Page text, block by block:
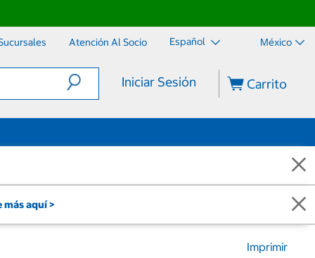
Atención Al Socio Español México
Iniciar Sesión Carrito
más aquí >
Imprimir